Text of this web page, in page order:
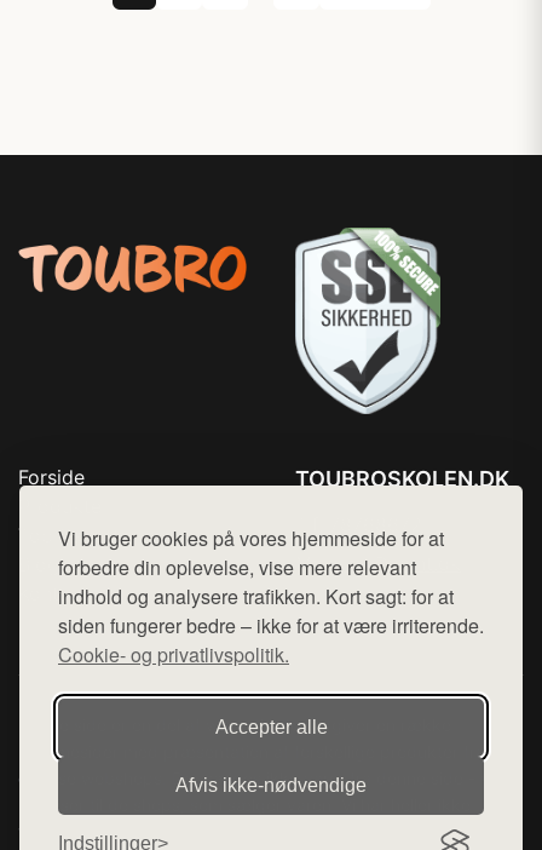
Vi bruger cookies på vores hjemmeside for at
forbedre din oplevelse, vise mere relevant
indhold og analysere trafikken. Kort sagt: for at
siden fungerer bedre – ikke for at være irriterende.
Cookie- og privatlivspolitik.
Accepter alle
Afvis ikke‑nødvendige
Indstillinger
Forside
Top Rabatter
Blog
Kontakt
TOUBROSKOLEN.DK
Mail: hej@want.dk
Cookie- og privatlivspolitik
Denne side er en del af want.dk, der udgiver en række
hjemmesider med præsentation af forskellige produkter fra
diverse webshops. Der sælges ikke varer fra denne side - vi
henviser til de shops, som sælger varen. Vi har heller ikke
varerne på lager.